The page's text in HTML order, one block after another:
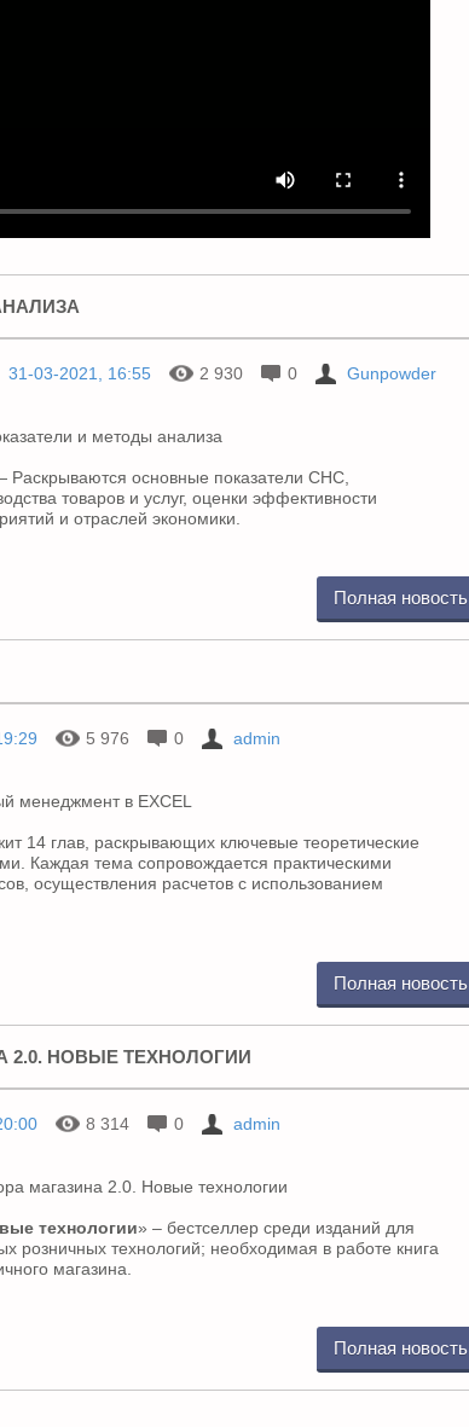
31-03-2021, 16:55 2 930 0 Gunpowder
Раскрываются основные показатели СНС,
товаров и услуг, оценки эффективности
и отраслей экономики.
Полная новость
5 976 0 admin
14 глав, раскрывающих ключевые теоретические
Каждая тема сопровождается практическими
осуществления расчетов с использованием
Полная новость
2.0. НОВЫЕ ТЕХНОЛОГИИ
8 314 0 admin
технологии» – бестселлер среди изданий для
розничных технологий; необходимая в работе книга
магазина.
Полная новость